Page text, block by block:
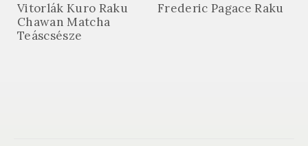
Vitorlák Kuro Raku
Chawan Matcha
Teáscsésze
Frederic Pagace Raku